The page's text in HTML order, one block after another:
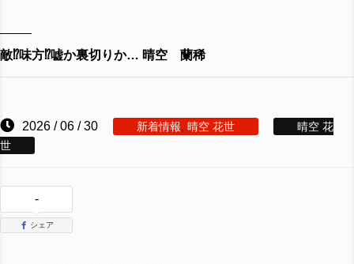
敵⁉️味方⁉️嘘か裏切りか… 晴空 蘭稀
2026 / 06 / 30 新着情報 晴空 花世
晴空 花
世
-
シェア